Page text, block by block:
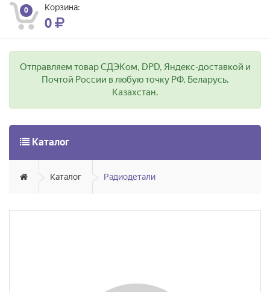
0 Корзина:
0
Отправляем товар СДЭКом, DPD, Яндекс-доставкой и
Почтой России в любую точку РФ, Беларусь,
Казахстан.
Каталог
Каталог Радиодетали